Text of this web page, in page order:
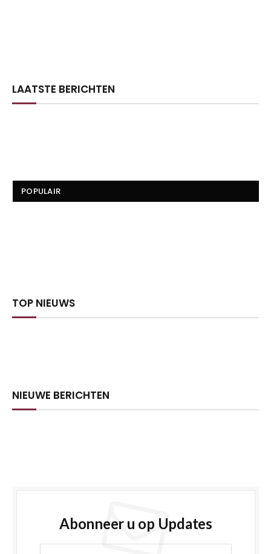
LAATSTE BERICHTEN
POPULAIR
TOP NIEUWS
NIEUWE BERICHTEN
Abonneer u op Updates